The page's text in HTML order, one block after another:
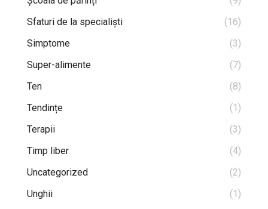
Sfaturi de la specialiști
(16)
Simptome
(3)
Super-alimente
(7)
Ten
(8)
Tendințe
(1)
Terapii
(3)
Timp liber
(4)
Uncategorized
(2)
Unghii
(1)